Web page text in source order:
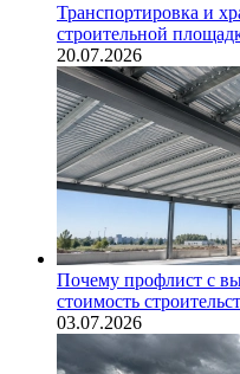
Транспортировка и
строительной
20.07.2026
Почему профлист с
стоимость
03.07.2026